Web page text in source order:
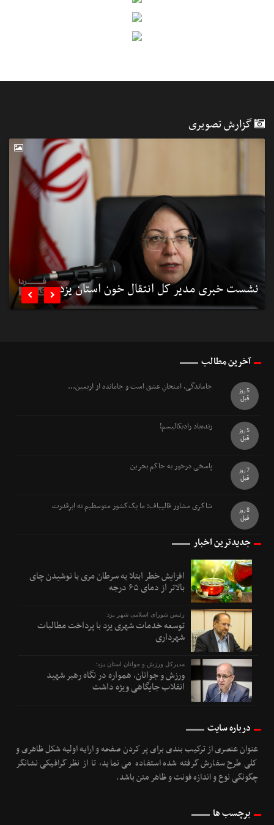
گزارش تصویری
نشست خبری مدیر کل انتقال خون استان یزد  
آخرین مطالب
جاماندگی، امتحانِ عشق است و جامانده از اربعین...
5 روز
قبل
زنده‌باد رادیکالیسم!
5 روز
قبل
پاسخی درخور به حاکم بحرین
7 روز
قبل
شاکری مشاور قالیباف: ما یک‌کشور متوسطیم نه ابرقدرت
8 روز
قبل
جدیدترین اخبار
افزایش خطر ابتلا به سرطان مری با نوشیدن چای
بالاتر از دمای ۶۵ درجه
رئیس شورای اسلامی شهر یزد:
توسعه خدمات شهری یزد با پرداخت مطالبات
شهرداری
مدیرکل ورزش و جوانان استان یزد:
ورزش و جوانان، همواره در نگاه رهبر شهید
انقلاب جایگاهی ویژه داشت
درباره سایت
عنوان عنصری از ترکیب بندی برای پر کردن صفحه و ارایه اولیه شکل ظاهری و
کلی طرح سفارش گرفته شده استفاده می نماید، تا از نظر گرافیکی نشانگر
چگونگی نوع و اندازه فونت و ظاهر متن باشد.
برچسب ها